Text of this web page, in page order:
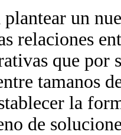
un
relaciones
que por
tamanos
la
de